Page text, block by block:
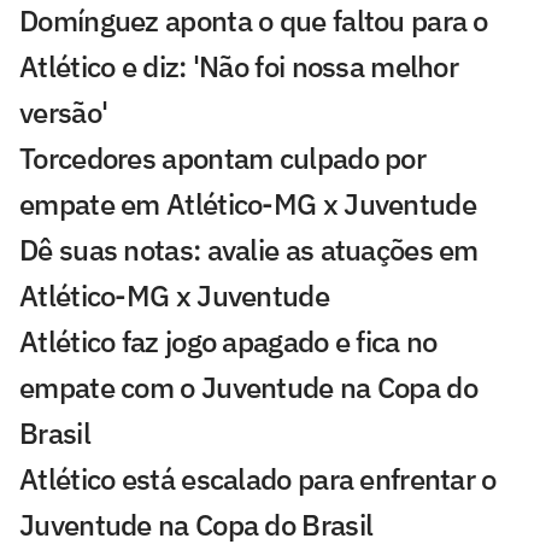
Domínguez aponta o que faltou para o
Atlético e diz: 'Não foi nossa melhor
versão'
Torcedores apontam culpado por
empate em Atlético-MG x Juventude
Dê suas notas: avalie as atuações em
Atlético-MG x Juventude
Atlético faz jogo apagado e fica no
empate com o Juventude na Copa do
Brasil
Atlético está escalado para enfrentar o
Juventude na Copa do Brasil